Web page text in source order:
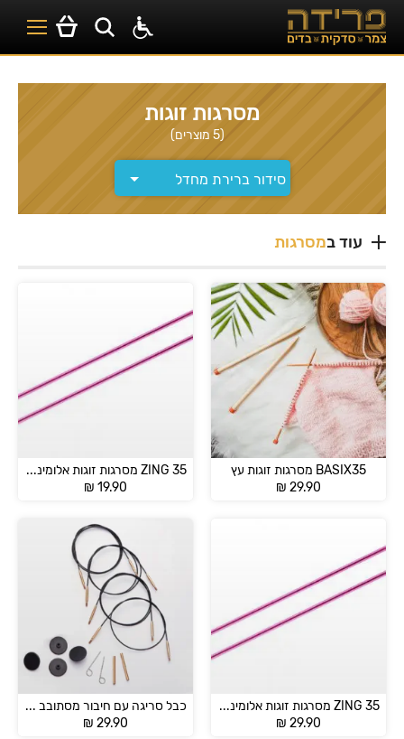
מסרגות זוגות
(5 מוצרים)
עוד במסרגות
BASIX35 מסרגות זוגות עץ
₪ 29.90
ZING 35 מסרגות זוגות אלומיניום מידות 2-5 מ"מ
₪ 19.90
ZING 35 מסרגות זוגות אלומיניום מידות 6-12 מ”מ
₪ 29.90
כבל סריגה עם חיבור מסתובב – KnitPro
₪ 29.90